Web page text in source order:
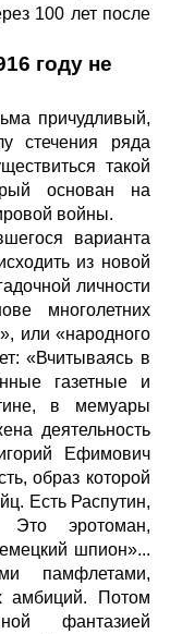
100 лет после
году не
причудливый,
стечения ряда
такой
основан на
войны.
варианта
из новой
личности
многолетних
или «народного
«Вчитываясь в
газетные и
в мемуары
деятельность
Ефимович
образ которой
Есть Распутин,
Это эротоман,
шпион»...
памфлетами,
амбиций. Потом
фантазией